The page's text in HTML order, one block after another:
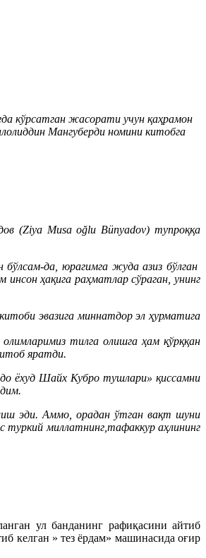
кўрсатган жасорати учун қаҳрамон
Мангуберди номини китобга
(Ziya Musa oğlu Bünyadov) тупроққа
да, юрагимга жуда азиз бўлган
ҳақига раҳматлар сўраган, унинг
эвазига миннатдор эл ҳурматига
тилга олишга ҳам қўрққан
яратди.
ёхуд Шайх Кубро тушлари» қиссамни
эди. Аммо, орадан ўтган вақт шуни
туркий миллатнинг,тафаккур аҳлининг
ул банданинг рафиқасини айтиб
келган » тез ёрдам» машинасида оғир